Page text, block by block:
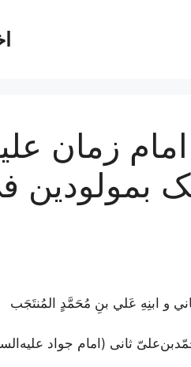
زمان
بمولودین
و ابنِهِ عَلي بنِ مُحَمَّدٍ المُنتَجَب
ثانی (امام جواد